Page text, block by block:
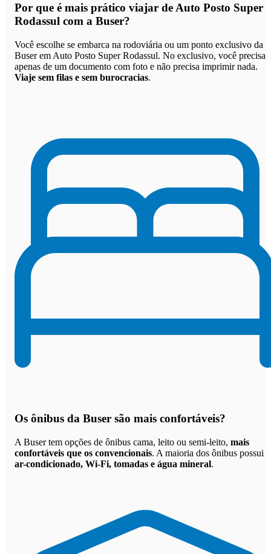
Por que é mais prático viajar de Auto Posto Super
Rodassul com a Buser?
Você escolhe se embarca na rodoviária ou um ponto exclusivo da
Buser em Auto Posto Super Rodassul. No exclusivo, você precisa
apenas de um documento com foto e não precisa imprimir nada.
Viaje sem filas e sem burocracias.
Os ônibus da Buser são mais confortáveis?
A Buser tem opções de ônibus cama, leito ou semi-leito, mais
confortáveis que os convencionais. A maioria dos ônibus possui
ar-condicionado, Wi-Fi, tomadas e água mineral.